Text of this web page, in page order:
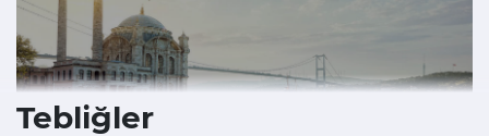
Tebliğler